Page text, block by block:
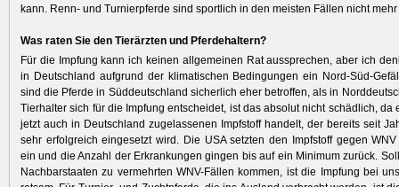
kann. Renn- und Turnierpferde sind sportlich in den meisten Fällen nicht
Was raten Sie den Tierärzten und Pferdehaltern?
Für die Impfung kann ich keinen allgemeinen Rat aussprechen, aber ich
in Deutschland aufgrund der klimatischen Bedingungen ein Nord-Süd-
sind die Pferde in Süddeutschland sicherlich eher betroffen, als in
Tierhalter sich für die Impfung entscheidet, ist das absolut nicht schädlich, da
jetzt auch in Deutschland zugelassenen Impfstoff handelt, der bereits seit
sehr erfolgreich eingesetzt wird. Die USA setzten den Impfstoff gegen
ein und die Anzahl der Erkrankungen gingen bis auf ein Minimum zurück.
Nachbarstaaten zu vermehrten WNV-Fällen kommen, ist die Impfung bei